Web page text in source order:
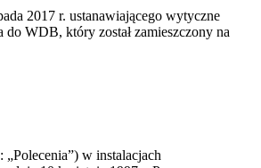
2017 r. ustanawiającego wytyczne
WDB, który został zamieszczony na
w instalacjach